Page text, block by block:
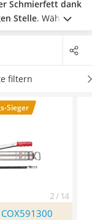
Schmierfett dank
Stelle. Wählen
ein Modell
lassen. Damit lässt
lohnt sich.
seinen
filtern
Sieger
2 / 14